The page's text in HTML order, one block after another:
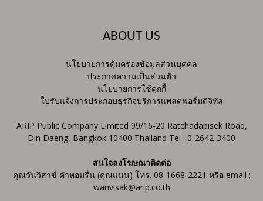
ABOUT US
นโยบายการคุ้มครองข้อมูลส่วนบุคคล
ประกาศความเป็นส่วนตัว
นโยบายการใช้คุกกี้
ใบรับแจ้งการประกอบธุรกิจบริการแพลตฟอร์มดิจิทัล
ARIP Public Company Limited 99/16-20 Ratchadapisek Road,
Din Daeng, Bangkok 10400 Thailand Tel : 0-2642-3400
สนใจลงโฆษณาติดต่อ
คุณวันวิสาข์ คำหอมรื่น (คุณแนน) โทร. 08-1668-2221 หรือ email :
wanvisak@arip.co.th